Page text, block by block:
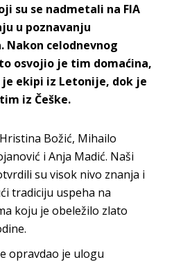
su se nadmetali na FIA
u poznavanju
Nakon celodnevnog
osvojio je tim domaćina,
ekipi iz Letonije, dok je
iz Češke.
Božić, Mihailo
i Anja Madić. Naši
su visok nivo znanja i
tradiciju uspeha na
koju je obeležilo zlato
opravdao je ulogu